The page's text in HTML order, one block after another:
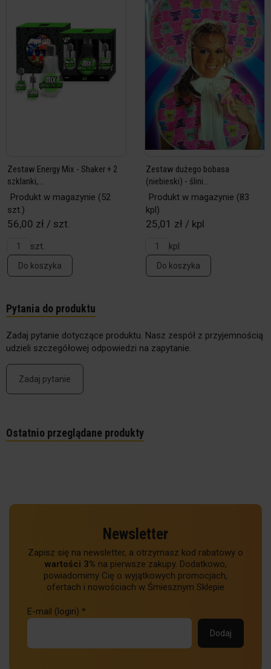
Zestaw Energy Mix - Shaker + 2
szklanki,...
Produkt w magazynie (52
szt.)
56,00 zł / szt.
szt.
Do koszyka
Zestaw dużego bobasa
(niebieski) - ślini...
Produkt w magazynie (83
kpl)
25,01 zł / kpl
kpl
Do koszyka
Pytania do produktu
Zadaj pytanie dotyczące produktu. Nasz zespół z przyjemnością
udzieli szczegółowej odpowiedzi na zapytanie.
Zadaj pytanie
Ostatnio przeglądane produkty
Newsletter
Zapisz się na newsletter, a otrzymasz kod rabatowy o
wartości 3% na pierwsze zakupy. Dodatkowo,
powiadomimy Cię o wyjątkowych promocjach,
ofertach i nowościach w Śmiesznym Sklepie
E-mail (login) *